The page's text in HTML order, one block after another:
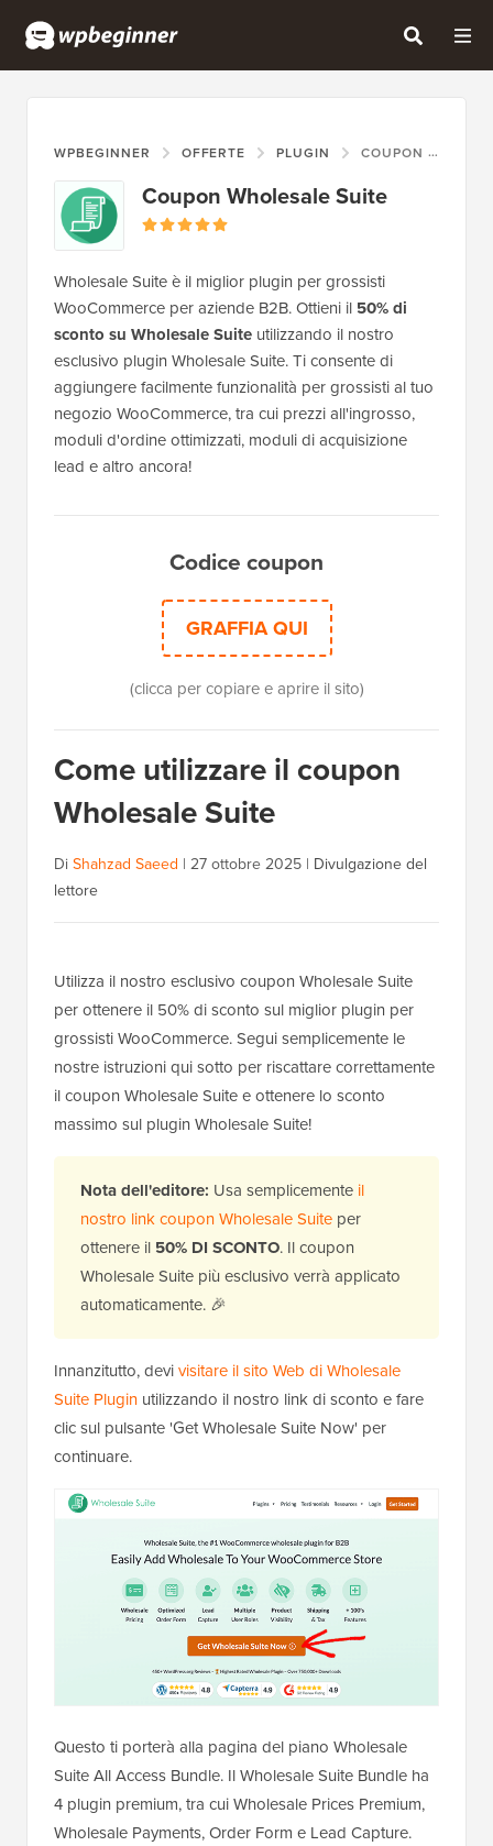
WPBEGINNER OFFERTE PLUGIN COUPON WHOLESALE SUITE
Coupon Wholesale Suite
Wholesale Suite è il miglior plugin per grossisti
WooCommerce per aziende B2B. Ottieni il 50% di
sconto su Wholesale Suite utilizzando il nostro
esclusivo plugin Wholesale Suite. Ti consente di
aggiungere facilmente funzionalità per grossisti al tuo
negozio WooCommerce, tra cui prezzi all'ingrosso,
moduli d'ordine ottimizzati, moduli di acquisizione
lead e altro ancora!
Codice coupon
GRAFFIA QUI
(clicca per copiare e aprire il sito)
Come utilizzare il coupon
Wholesale Suite
DiShahzad Saeed | 27 ottobre 2025 | Divulgazione del
lettore
Utilizza il nostro esclusivo coupon Wholesale Suite
per ottenere il 50% di sconto sul miglior plugin per
grossisti WooCommerce. Segui semplicemente le
nostre istruzioni qui sotto per riscattare correttamente
il coupon Wholesale Suite e ottenere lo sconto
massimo sul plugin Wholesale Suite!
Nota dell'editore: Usa semplicemente il
nostro link coupon Wholesale Suite per
ottenere il 50% DI SCONTO. Il coupon
Wholesale Suite più esclusivo verrà applicato
automaticamente. 🎉
Innanzitutto, devivisitare il sito Web di Wholesale
Suite Plugin utilizzando il nostro link di sconto e fare
clic sul pulsante 'Get Wholesale Suite Now' per
continuare.
Questo ti porterà alla pagina del piano Wholesale
Suite All Access Bundle. Il Wholesale Suite Bundle ha
4 plugin premium, tra cui Wholesale Prices Premium,
Wholesale Payments, Order Form e Lead Capture.